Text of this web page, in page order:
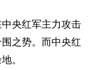
央红军主力攻击
之势。而中央红
。